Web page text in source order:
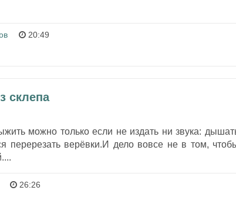
20:49
склепа
можно только если не издать ни звука:
перерезать верёвки.И дело вовсе не в том,
26:26